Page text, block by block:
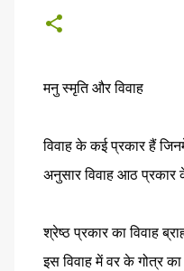
मनु स्मृति और विवाह
विवाह के कई प्रकार हैं
अनुसार विवाह आठ प्रकार
श्रेष्ठ प्रकार का विवाह
इस विवाह में वर के गोत्र